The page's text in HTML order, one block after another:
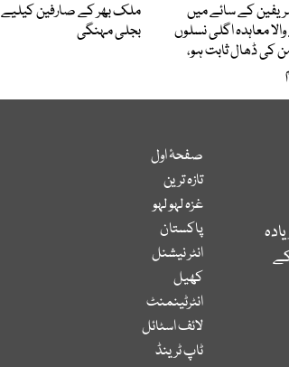
کے سائے میں
معاہدہ اگلی نسلوں
کی ڈھال ثابت ہو،
ملک بھر کے صارفین کیلیے
بجلی مہنگی
صفحۂ اول
تازہ ترین
غزہ لہو لہو
پاکستان
انٹر نیشنل
کھیل
انٹرٹینمنٹ
لائف اسٹائل
ٹاپ ٹرینڈ